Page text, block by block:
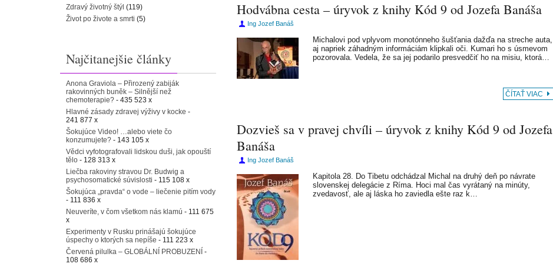
Hodvábna cesta – úryvok z knihy Kód 9 od Jozefa Banáša
Ing Jozef Banáš
Michalovi pod vplyvom monotónneho šušťania dažďa na streche auta,
aj napriek záhadným informáciám klipkali oči. Kumari ho s úsmevom
pozorovala. Vedela, že sa jej podarilo presvedčiť ho na misiu, ktorá…
ČÍTAŤ VIAC
Dozvieš sa v pravej chvíli – úryvok z knihy Kód 9 od Jozefa
Banáša
Ing Jozef Banáš
Kapitola 28. Do Tibetu odchádzal Michal na druhý deň po návrate
slovenskej delegácie z Ríma. Hoci mal čas vyrátaný na minúty,
zvedavosť, ale aj láska ho zaviedla ešte raz k…
Zdravý životný štýl (119)
Život po živote a smrti (5)
Najčitanejšie články
Anona Graviola – Přirozený zabiják
rakovinných buněk – Silnější než
chemoterapie? - 435 523 x
Hlavné zásady zdravej výživy v kocke -
241 877 x
Šokujúce Video! …alebo viete čo
konzumujete? - 143 105 x
Vědci vyfotografovali lidskou duši, jak opouští
tělo - 128 313 x
Liečba rakoviny stravou Dr. Budwig a
psychosomatické súvislosti - 115 108 x
Šokujúca „pravda“ o vode – liečenie pitím vody
- 111 836 x
Neuveríte, v čom všetkom nás klamú - 111 675
x
Experimenty v Rusku prinášajú šokujúce
úspechy o ktorých sa nepíše - 111 223 x
Červená pilulka – GLOBÁLNÍ PROBUZENÍ -
108 686 x